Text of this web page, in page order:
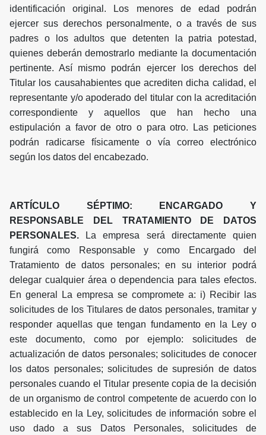
identificación original. Los menores de edad podrán
ejercer sus derechos personalmente, o a través de sus
padres o los adultos que detenten la patria potestad,
quienes deberán demostrarlo mediante la documentación
pertinente. Así mismo podrán ejercer los derechos del
Titular los causahabientes que acrediten dicha calidad, el
representante y/o apoderado del titular con la acreditación
correspondiente y aquellos que han hecho una
estipulación a favor de otro o para otro. Las peticiones
podrán radicarse físicamente o vía correo electrónico
según los datos del encabezado.
ARTÍCULO SÉPTIMO: ENCARGADO Y
RESPONSABLE DEL TRATAMIENTO DE DATOS
PERSONALES. La empresa será directamente quien
fungirá como Responsable y como Encargado del
Tratamiento de datos personales; en su interior podrá
delegar cualquier área o dependencia para tales efectos.
En general La empresa se compromete a: i) Recibir las
solicitudes de los Titulares de datos personales, tramitar y
responder aquellas que tengan fundamento en la Ley o
este documento, como por ejemplo: solicitudes de
actualización de datos personales; solicitudes de conocer
los datos personales; solicitudes de supresión de datos
personales cuando el Titular presente copia de la decisión
de un organismo de control competente de acuerdo con lo
establecido en la Ley, solicitudes de información sobre el
uso dado a sus Datos Personales, solicitudes de